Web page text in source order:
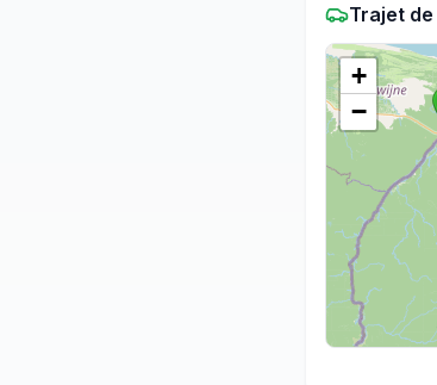
Trajet de
+
−